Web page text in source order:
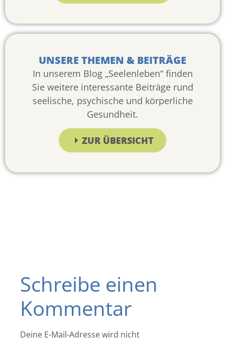
UNSERE THEMEN & BEITRÄGE
In unserem Blog „Seelenleben“ finden
Sie weitere interessante Beiträge rund
seelische, psychische und körperliche
Gesundheit.
ZUR ÜBERSICHT
Schreibe einen
Kommentar
Deine E-Mail-Adresse wird nicht